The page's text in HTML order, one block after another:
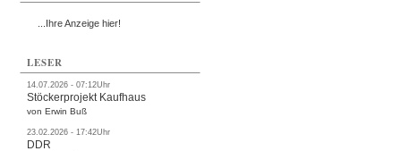
...Ihre Anzeige hier!
LESER
14.07.2026 - 07:12Uhr
Stöckerprojekt Kaufhaus
von Erwin Buß
23.02.2026 - 17:42Uhr
DDR